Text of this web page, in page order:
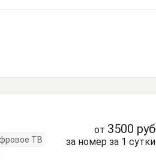
ТВ
от 3500 руб
за номер за 1 сутки